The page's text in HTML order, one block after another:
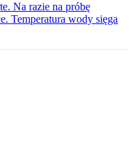
Na razie na próbę
Temperatura wody sięga